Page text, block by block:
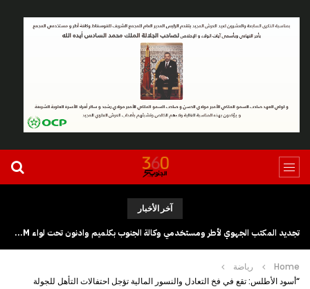
آخر الأخبار
تجديد المكتب الجهوي لأطر ومستخدمي وكالة الجنوب بكلميم وادنون تحت لواء UGTM
Home
رياضة
“أسود الأطلس: تقع في فخ التعادل والنسور المالية تؤجل احتفالات التأهل للجولة